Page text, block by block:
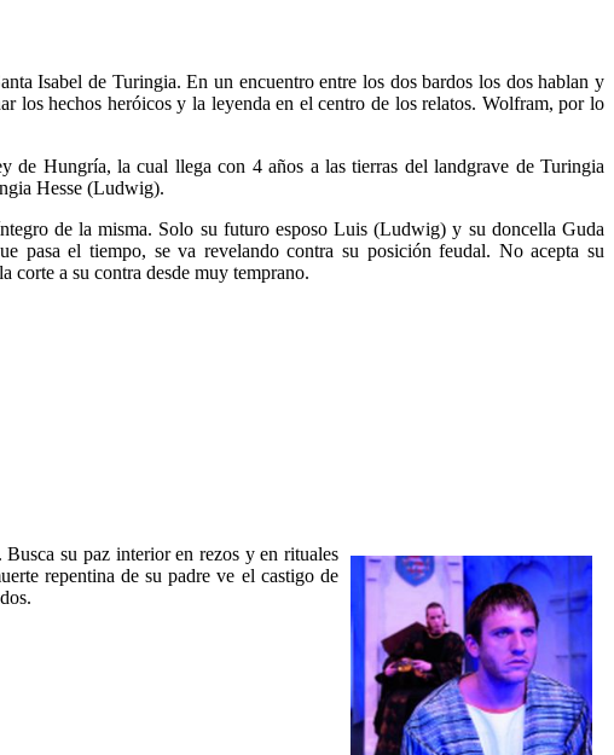
Isabel de Turingia. En un encuentro entre los dos bardos los dos hablan y
los hechos heróicos y la leyenda en el centro de los relatos. Wolfram, por lo
de Hungría, la cual llega con 4 años a las tierras del landgrave de Turingia
Hesse (Ludwig).
de la misma. Solo su futuro esposo Luis (Ludwig) y su doncella Guda
pasa el tiempo, se va revelando contra su posición feudal. No acepta su
corte a su contra desde muy temprano.
su paz interior en rezos y en rituales
repentina de su padre ve el castigo de